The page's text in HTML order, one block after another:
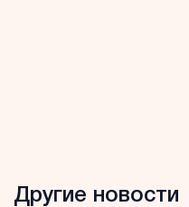
Другие новости